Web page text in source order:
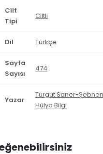
Cilt
Tipi
Ciltli
Dil Türkçe
Sayfa
Sayısı
474
Yazar
Turgut Saner-
Hülya Bilgi